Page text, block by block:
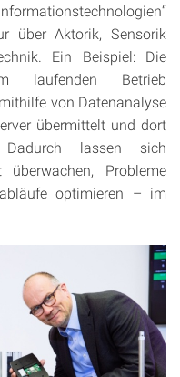
über Aktorik, Sensorik
Ein Beispiel: Die
laufenden Betrieb
von Datenanalyse
übermittelt und dort
lassen sich
Probleme
optimieren – im